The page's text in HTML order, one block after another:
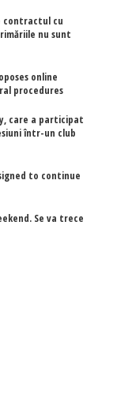
contractul cu
nu sunt
online
procedures
care a participat
într-un club
to continue
Se va trece